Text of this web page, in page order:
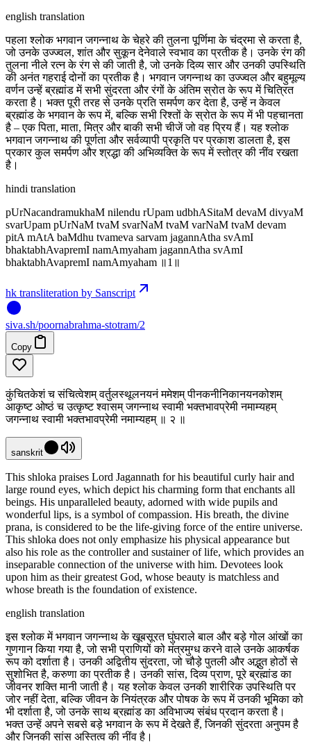
english translation
पहला श्लोक भगवान जगन्नाथ के चेहरे की तुलना पूर्णिमा के चंद्रमा से करता है,
जो उनके उज्ज्वल, शांत और सुकून देनेवाले स्वभाव का प्रतीक है। उनके रंग की
तुलना नीले रत्न के रंग से की जाती है, जो उनके दिव्य सार और उनकी उपस्थिति
की अनंत गहराई दोनों का प्रतीक है। भगवान जगन्नाथ का उज्ज्वल और बहुमूल्य
वर्णन उन्हें ब्रह्मांड में सभी सुंदरता और रंगों के अंतिम स्रोत के रूप में चित्रित
करता है। भक्त पूरी तरह से उनके प्रति समर्पण कर देता है, उन्हें न केवल
ब्रह्मांड के भगवान के रूप में, बल्कि सभी रिश्तों के स्रोत के रूप में भी पहचानता
है – एक पिता, माता, मित्र और बाकी सभी चीजें जो वह प्रिय हैं। यह श्लोक
भगवान जगन्नाथ की पूर्णता और सर्वव्यापी प्रकृति पर प्रकाश डालता है, इस
प्रकार कुल समर्पण और श्रद्धा की अभिव्यक्ति के रूप में स्तोत्र की नींव रखता
है।
hindi translation
pUrNacandramukhaM nilendu rUpam udbhASitaM devaM divyaM
svarUpam pUrNaM tvaM svarNaM tvaM varNaM tvaM devam
pitA mAtA baMdhu tvameva sarvam jagannAtha svAmI
bhaktabhAvapremI namAmyaham jagannAtha svAmI
bhaktabhAvapremI namAmyaham ॥1॥
hk transliteration by Sanscript
siva.sh/poornabrahma-stotram/2
Copy
कुंचितकेशं च संचित्वेशम् वर्तुलस्थूलनयनं ममेशम् पीनकनीनिकानयनकोशम्
आकृष्ट ओष्ठं च उत्कृष्ट श्वासम् जगन्नाथ स्वामी भक्तभावप्रेमी नमाम्यहम्
जगन्नाथ स्वामी भक्तभावप्रेमी नमाम्यहम् ॥ २ ॥
sanskrit
This shloka praises Lord Jagannath for his beautiful curly hair and
large round eyes, which depict his charming form that enchants all
beings. His unparalleled beauty, adorned with wide pupils and
wonderful lips, is a symbol of compassion. His breath, the divine
prana, is considered to be the life-giving force of the entire universe.
This shloka does not only emphasize his physical appearance but
also his role as the controller and sustainer of life, which provides an
inseparable connection of the universe with him. Devotees look
upon him as their greatest God, whose beauty is matchless and
whose breath is the foundation of existence.
english translation
इस श्लोक में भगवान जगन्नाथ के खूबसूरत घुंघराले बाल और बड़े गोल आंखों का
गुणगान किया गया है, जो सभी प्राणियों को मंत्रमुग्ध करने वाले उनके आकर्षक
रूप को दर्शाता है। उनकी अद्वितीय सुंदरता, जो चौड़े पुतली और अद्भुत होठों से
सुशोभित है, करुणा का प्रतीक है। उनकी सांस, दिव्य प्राण, पूरे ब्रह्मांड का
जीवनर शक्ति मानी जाती है। यह श्लोक केवल उनकी शारीरिक उपस्थिति पर
जोर नहीं देता, बल्कि जीवन के नियंत्रक और पोषक के रूप में उनकी भूमिका को
भी दर्शाता है, जो उनके साथ ब्रह्मांड का अविभाज्य संबंध प्रदान करता है।
भक्त उन्हें अपने सबसे बड़े भगवान के रूप में देखते हैं, जिनकी सुंदरता अनुपम है
और जिनकी सांस अस्तित्व की नींव है।